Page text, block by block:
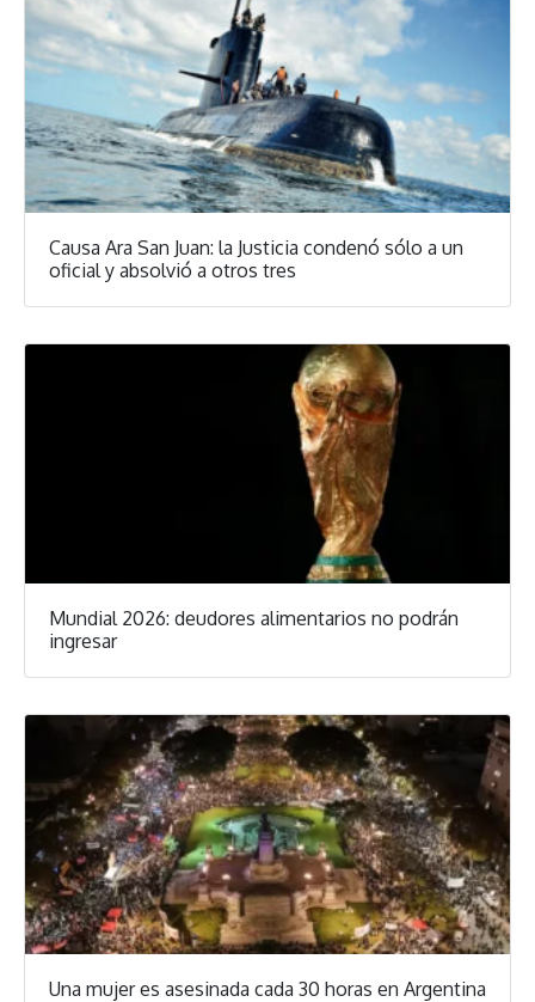
Causa Ara San Juan: la Justicia condenó sólo a un
oficial y absolvió a otros tres
Mundial 2026: deudores alimentarios no podrán
ingresar
Una mujer es asesinada cada 30 horas en Argentina